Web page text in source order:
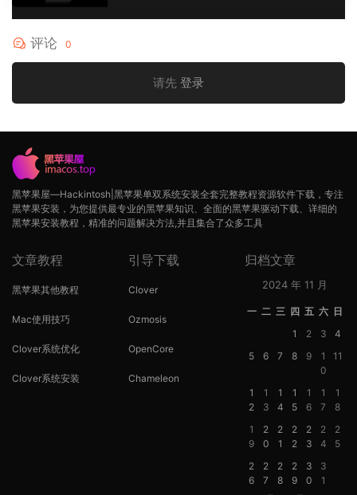
评论 0
请先 登录
黑苹果屋—Hackintosh|黑苹果单双系统安装全套完整教程资源软件下载，专注
黑苹果安装，为您提供最专业的黑苹果知识、全面的黑苹果驱动下载、详细的
黑苹果安装教程，精准的问题解决方法,并且集合了众多工具
文章教程
黑苹果其他教程
Mac使用技巧
Clover系统优化
Clover系统安装
引导下载
Clover
Ozmosis
OpenCore
Chameleon
归档文章
2024 年 11 月
一 二 三 四 五 六 日
1
2 3
4
5
6 7 8 9
1
0
11
1
2
1
3
1
4
1
5
1
6
1
7
1
8
1
9
2
0
2
1
2
2
2
3
2
4
2
5
2
6
2
7
2
8
2
9
3
0
3
1